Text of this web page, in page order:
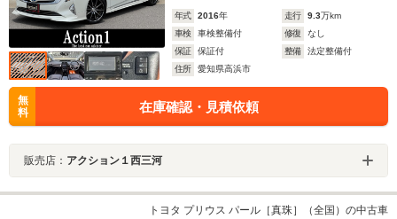
年式 2016年 走行 9.3万km
車検
車検整備付 修復
なし
保証
保証付 整備
法定整備付
住所
愛知県高浜市
無
料
在庫確認・見積依頼
販売店： アクション１西三河
トヨタ プリウス パール［真珠］（全国）の中古車